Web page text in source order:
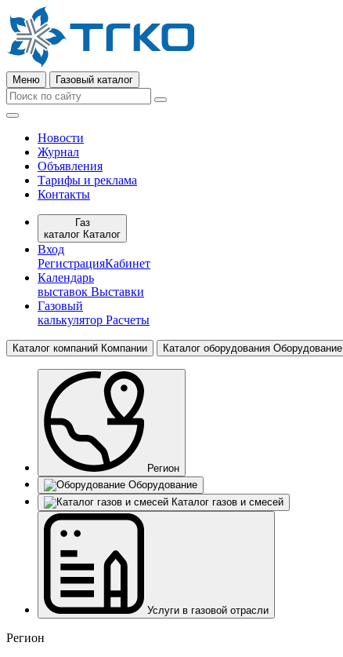
Меню Газовый каталог
Новости
Журнал
Объявления
Тарифы и реклама
Контакты
Газ
каталог Каталог
Вход
РегистрацияКабинет
Календарь
выставок Выставки
Газовый
калькулятор Расчеты
Каталог компаний Компании Каталог оборудования Оборудование
Регион
Оборудование
Каталог газов и смесей
Услуги в газовой отрасли
Регион